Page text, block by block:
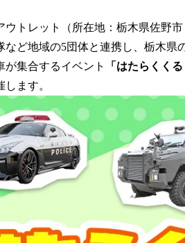
ウトレット（所在地：栃木県佐野
など地域の5団体と連携し、栃木県
が集合するイベント
「はたらくく
ます。